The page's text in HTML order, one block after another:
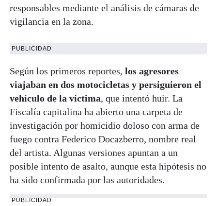
responsables mediante el análisis de cámaras de
vigilancia en la zona.
PUBLICIDAD
Según los primeros reportes, los agresores
viajaban en dos motocicletas y persiguieron el
vehículo de la víctima, que intentó huir. La
Fiscalía capitalina ha abierto una carpeta de
investigación por homicidio doloso con arma de
fuego contra Federico Docazberro, nombre real
del artista. Algunas versiones apuntan a un
posible intento de asalto, aunque esta hipótesis no
ha sido confirmada por las autoridades.
PUBLICIDAD